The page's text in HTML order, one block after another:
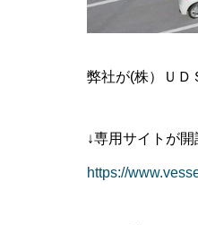
弊社が(株）ＵＤ
↓専用サイトが開
https://